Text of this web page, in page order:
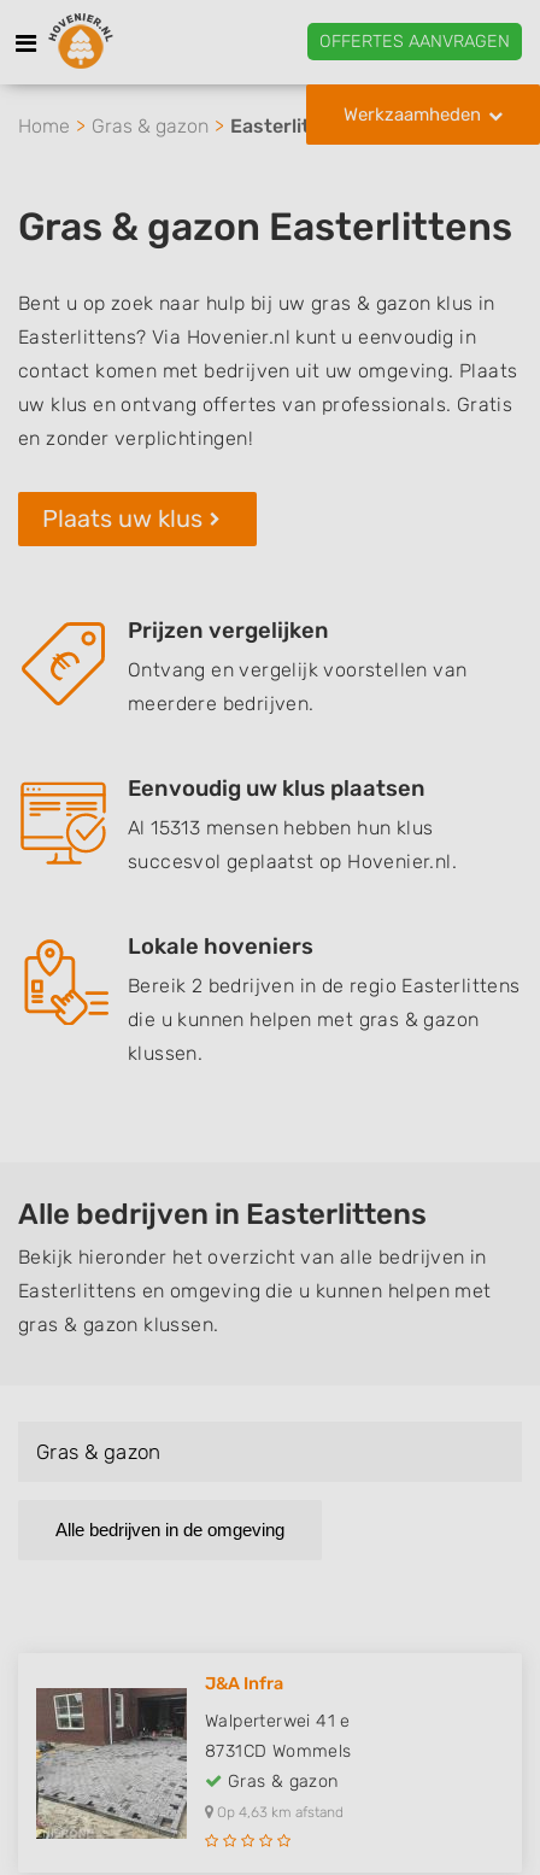
OFFERTES AANVRAGEN
Werkzaamheden
Home Gras & gazon Easterlittens
Gras & gazon Easterlittens
Bent u op zoek naar hulp bij uw gras & gazon klus in
Easterlittens? Via Hovenier.nl kunt u eenvoudig in
contact komen met bedrijven uit uw omgeving. Plaats
uw klus en ontvang offertes van professionals. Gratis
en zonder verplichtingen!
Plaats uw klus
Prijzen vergelijken
Ontvang en vergelijk voorstellen van
meerdere bedrijven.
Eenvoudig uw klus plaatsen
Al 15313 mensen hebben hun klus
succesvol geplaatst op Hovenier.nl.
Lokale hoveniers
Bereik 2 bedrijven in de regio Easterlittens
die u kunnen helpen met gras & gazon
klussen.
Alle bedrijven in Easterlittens
Bekijk hieronder het overzicht van alle bedrijven in
Easterlittens en omgeving die u kunnen helpen met
gras & gazon klussen.
Gras & gazon
Alle bedrijven in de omgeving
J&A Infra
Walperterwei 41 e
8731CD Wommels
Gras & gazon
Op 4,63 km afstand